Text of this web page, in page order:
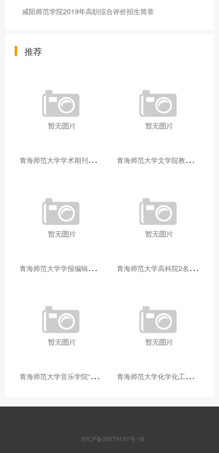
咸阳师范学院2019年高职综合评价招生简章
推荐
青
海师范大学学术期刊两个专栏入选2025年青海省期刊重点专栏 青
海师范大学文学院教师赴山东省相关高校和学术机构交流学习
青
海师范大学学报编辑部赴大通县城关镇上毛佰胜村开展帮扶慰问活动 青
海师范大学高科院2名专家当选中国科学院院士
青
海师范大学音乐学院“青舞华章”本科舞蹈专业中期汇报圆满落幕 青
海师范大学化学化工学院开展铸牢中华民族共同体意识大讲堂活动
京ICP备09079197号-18